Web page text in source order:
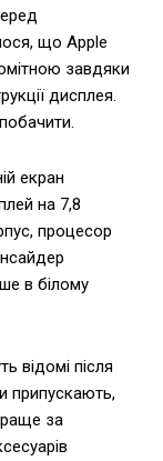
що Apple
завдяки
дисплея.
екран
на 7,8
процесор
в білому
відомі після
припускають,
за